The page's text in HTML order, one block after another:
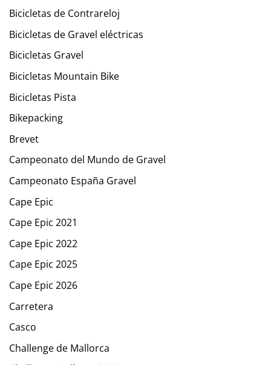
Bicicletas de Contrareloj
Bicicletas de Gravel eléctricas
Bicicletas Gravel
Bicicletas Mountain Bike
Bicicletas Pista
Bikepacking
Brevet
Campeonato del Mundo de Gravel
Campeonato España Gravel
Cape Epic
Cape Epic 2021
Cape Epic 2022
Cape Epic 2025
Cape Epic 2026
Carretera
Casco
Challenge de Mallorca